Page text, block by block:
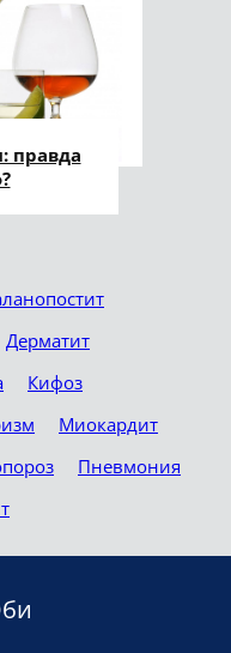
правда
Дерматит
Кифоз
Миокардит
Пневмония